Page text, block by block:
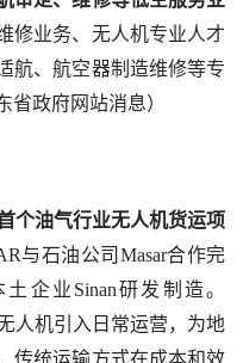
修业务、无人机专业人才
航、航空器制造维修等专
省政府网站消息）
个油气行业无人机货运项
与石油公司Masar合作完
企业Sinan研发制造。
人机引入日常运营，为地